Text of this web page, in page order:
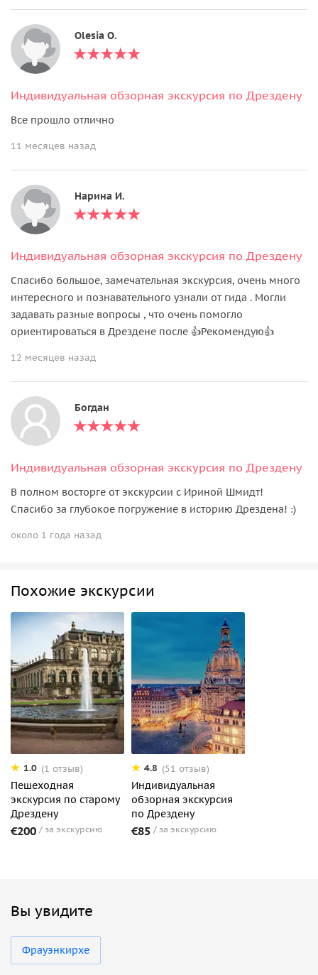
Olesia O.
Индивидуальная обзорная экскурсия по Дрездену
Все прошло отлично
11 месяцев назад
Нарина И.
Индивидуальная обзорная экскурсия по Дрездену
Спасибо большое, замечательная экскурсия, очень много
интересного и познавательного узнали от гида . Могли
задавать разные вопросы , что очень помогло
ориентироваться в Дрездене после 👍Рекомендую👍
12 месяцев назад
Богдан
Индивидуальная обзорная экскурсия по Дрездену
В полном восторге от экскурсии с Ириной Шмидт!
Спасибо за глубокое погружение в историю Дрездена! :)
около 1 года назад
Похожие экскурсии
1.0 (1 отзыв)
Пешеходная
экскурсия по старому
Дрездену
€200 за экскурсию
4.8 (51 отзыв)
Индивидуальная
обзорная экскурсия
по Дрездену
€85 за экскурсию
Вы увидите
Фрауэнкирхе